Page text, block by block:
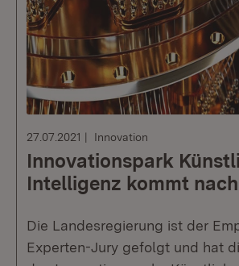
27.07.2021 Innovation
Innovationspark
Intelligenz kommt
Die Landesregierung ist der
Experten-Jury gefolgt und hat